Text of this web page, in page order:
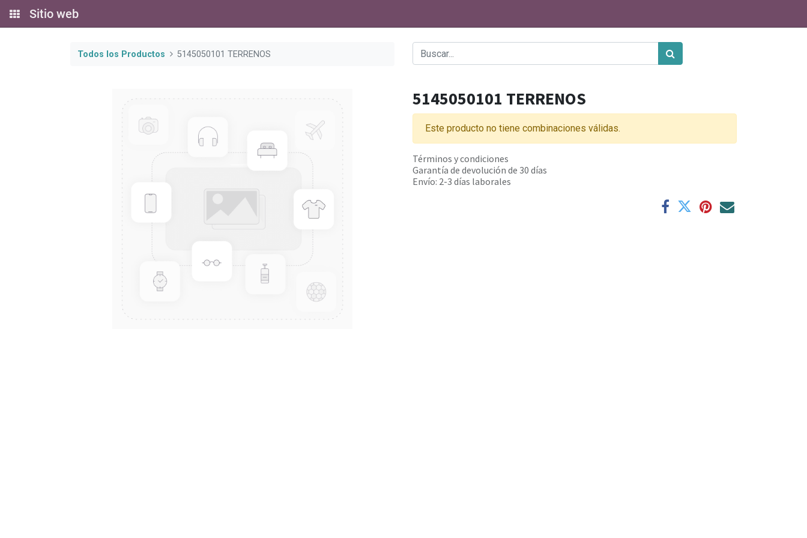
Sitio web
Todos los Productos 5145050101 TERRENOS
5145050101 TERRENOS
Este producto no tiene combinaciones válidas.
Términos y condiciones
Garantía de devolución de 30 días
Envío: 2-3 días laborales